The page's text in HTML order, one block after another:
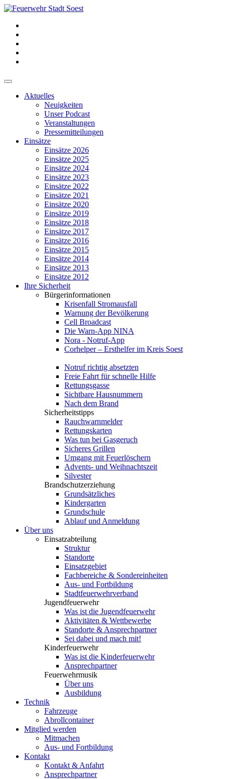
Aktuelles
Neuigkeiten
Unser Podcast
Veranstaltungen
Pressemitteilungen
Einsätze
Einsätze 2026
Einsätze 2025
Einsätze 2024
Einsätze 2023
Einsätze 2022
Einsätze 2021
Einsätze 2020
Einsätze 2019
Einsätze 2018
Einsätze 2017
Einsätze 2016
Einsätze 2015
Einsätze 2014
Einsätze 2013
Einsätze 2012
Ihre Sicherheit
Bürgerinformationen
Krisenfall Stromausfall
Warnung der Bevölkerung
Cell Broadcast
Die Warn-App NINA
Nora - Notruf-App
Corhelper – Ersthelfer im Kreis Soest
Notruf richtig absetzten
Freie Fahrt für schnelle Hilfe
Rettungsgasse
Sichtbare Hausnummern
Nach dem Brand
Sicherheitstipps
Rauchwarnmelder
Rettungskarten
Was tun bei Gasgeruch
Sicheres Grillen
Umgang mit Feuerlöschern
Advents- und Weihnachtszeit
Silvester
Brandschutzerziehung
Grundsätzliches
Kindergarten
Grundschule
Ablauf und Anmeldung
Über uns
Einsatzabteilung
Struktur
Standorte
Einsatzgebiet
Fachbereiche & Sondereinheiten
Aus- und Fortbildung
Stadtfeuerwehrverband
Jugendfeuerwehr
Was ist die Jugendfeuerwehr
Aktivitäten & Wettbewerbe
Standorte & Ansprechpartner
Sei dabei und mach mit!
Kinderfeuerwehr
Was ist die Kinderfeuerwehr
Ansprechpartner
Feuerwehrmusik
Über uns
Ausbildung
Technik
Fahrzeuge
Abrollcontainer
Mitglied werden
Mitmachen
Aus- und Fortbildung
Kontakt
Kontakt & Anfahrt
Ansprechpartner